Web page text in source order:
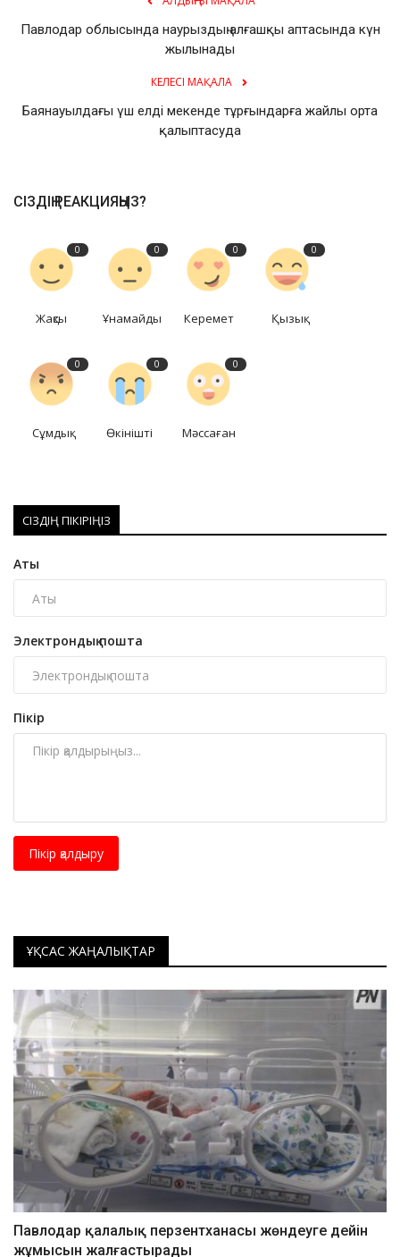
Павлодар облысында наурыздың алғашқы аптасында күн
жылынады
КЕЛЕСІ МАҚАЛА
Баянауылдағы үш елді мекенде тұрғындарға жайлы орта
қалыптасуда
СІЗДІҢ РЕАКЦИЯҢЫЗ?
0
Жақсы
0
Ұнамайды
0
Керемет
0
Қызық
0
Сұмдық
0
Өкінішті
0
Мәссаған
СІЗДІҢ ПІКІРІҢІЗ
Аты
Электрондық пошта
Пікір
Пікір қалдыру
ҰҚСАС ЖАҢАЛЫҚТАР
Павлодар қалалық перзентханасы жөндеуге дейін
жұмысын жалғастырады